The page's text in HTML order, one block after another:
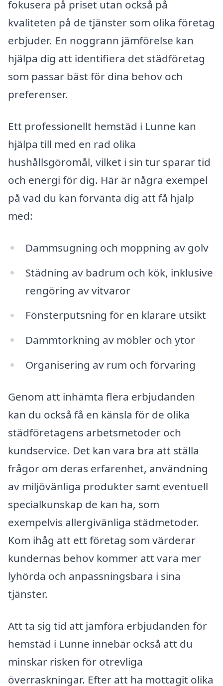
fokusera på priset utan också på
kvaliteten på de tjänster som olika företag
erbjuder. En noggrann jämförelse kan
hjälpa dig att identifiera det städföretag
som passar bäst för dina behov och
preferenser.
Ett professionellt hemstäd i Lunne kan
hjälpa till med en rad olika
hushållsgöromål, vilket i sin tur sparar tid
och energi för dig. Här är några exempel
på vad du kan förvänta dig att få hjälp
med:
Dammsugning och moppning av golv
Städning av badrum och kök, inklusive
rengöring av vitvaror
Fönsterputsning för en klarare utsikt
Dammtorkning av möbler och ytor
Organisering av rum och förvaring
Genom att inhämta flera erbjudanden
kan du också få en känsla för de olika
städföretagens arbetsmetoder och
kundservice. Det kan vara bra att ställa
frågor om deras erfarenhet, användning
av miljövänliga produkter samt eventuell
specialkunskap de kan ha, som
exempelvis allergivänliga städmetoder.
Kom ihåg att ett företag som värderar
kundernas behov kommer att vara mer
lyhörda och anpassningsbara i sina
tjänster.
Att ta sig tid att jämföra erbjudanden för
hemstäd i Lunne innebär också att du
minskar risken för otrevliga
överraskningar. Efter att ha mottagit olika